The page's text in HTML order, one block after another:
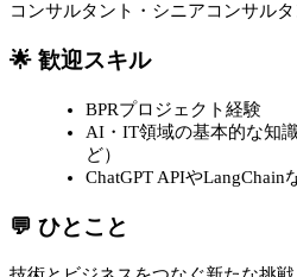
コンサルタント・シニアコンサルタ
🌟 歓迎スキル
BPRプロジェクト経験
AI・IT領域の基本的な知
ど）
ChatGPT APIや
💬 ひとこと